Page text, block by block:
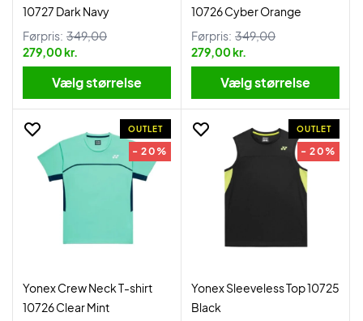
10727 Dark Navy
Førpris: 349,00
279,00 kr.
Vælg størrelse
10726 Cyber Orange
Førpris: 349,00
279,00 kr.
Vælg størrelse
OUTLET
- 20%
Yonex Crew Neck T-shirt
10726 Clear Mint
OUTLET
- 20%
Yonex Sleeveless Top 10725
Black